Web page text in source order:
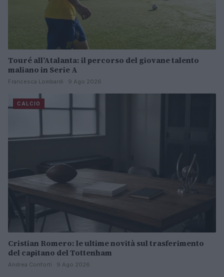
Touré all’Atalanta: il percorso del giovane talento
maliano in Serie A
Francesca Lombardi · 9 Ago 2026
CALCIO
Cristian Romero: le ultime novità sul trasferimento
del capitano del Tottenham
Andrea Conforti · 9 Ago 2026